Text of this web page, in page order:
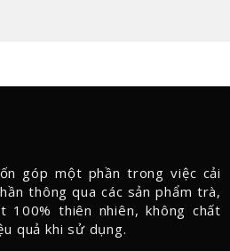
góp một phần trong việc cải
thông qua các sản phẩm trà,
100% thiên nhiên, không chất
quả khi sử dụng.